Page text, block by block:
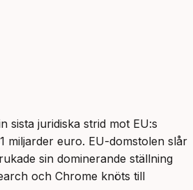
sista juridiska strid mot EU:s
miljarder euro. EU-domstolen slår
sin dominerande ställning
och Chrome knöts till